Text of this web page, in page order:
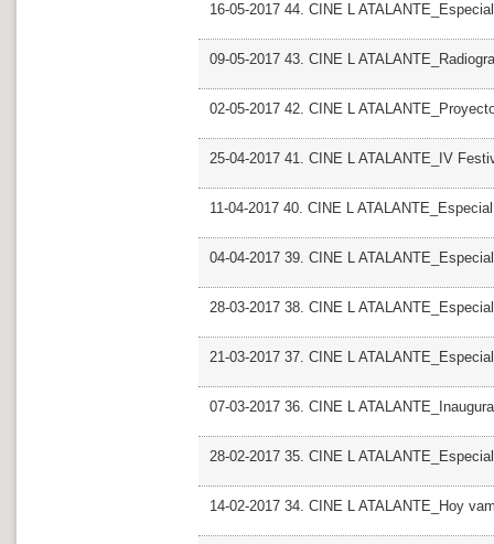
16-05-2017 44. CINE L
09-05-2017 43. CINE L
02-05-2017 42. CINE L
25-04-2017 41. CINE L ATALANTE_IV
11-04-2017 40. CINE L
04-04-2017 39. CINE L
28-03-2017 38. CINE L
21-03-2017 37. CINE L
07-03-2017 36. CINE L
28-02-2017 35. CINE L
14-02-2017 34. CINE L ATALANTE_Hoy